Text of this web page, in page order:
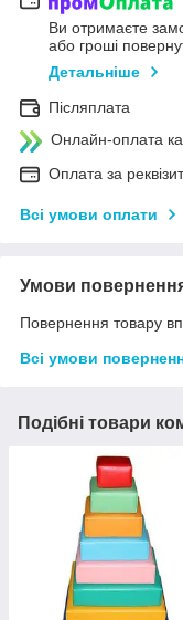
Ви отримаєте
або гроші
Детальніше
Післяплата
Онлайн-оплата
Оплата за
Всі умови оплати
Умови
Повернення товару
Всі умови
Подібні товари